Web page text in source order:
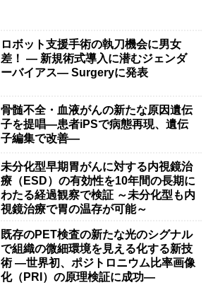
ロボット支援手術の執刀機会に男女
差！ — 新規術式導入に潜むジェンダ
ーバイアス— Surgeryに発表
骨髄不全・血液がんの新たな原因遺伝
子を提唱―患者iPSで病態再現、遺伝
子編集で改善―
未分化型早期胃がんに対する内視鏡治
療（ESD）の有効性を10年間の長期に
わたる経過観察で検証 ～未分化型も内
視鏡治療で胃の温存が可能～
既存のPET検査の新たな光のシグナル
で組織の微細環境を見える化する新技
術 ―世界初、ポジトロニウム比率画像
化（PRI）の原理検証に成功―